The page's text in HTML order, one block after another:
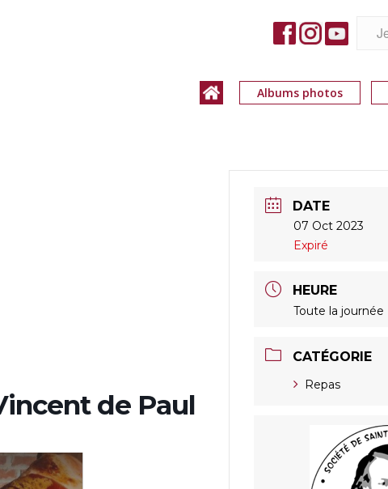
Albums photos
de Paul
DATE
07 Oct 2023
Expiré
HEURE
Toute la journée
CATÉGORIE
Repas